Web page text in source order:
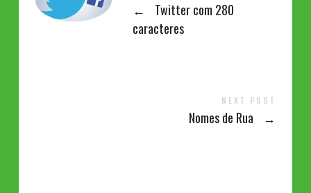
←
Twitter com 280
caracteres
NEXT POST
Nomes de Rua →